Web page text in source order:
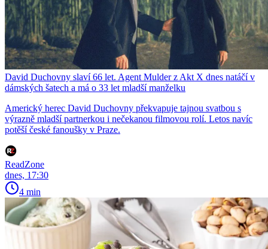
David Duchovny slaví 66 let. Agent Mulder z Akt X dnes natáčí v
dámských šatech a má o 33 let mladší manželku
Americký herec David Duchovny překvapuje tajnou svatbou s
výrazně mladší partnerkou i nečekanou filmovou rolí. Letos navíc
potěší české fanoušky v Praze.
ReadZone
dnes, 17:30
4 min